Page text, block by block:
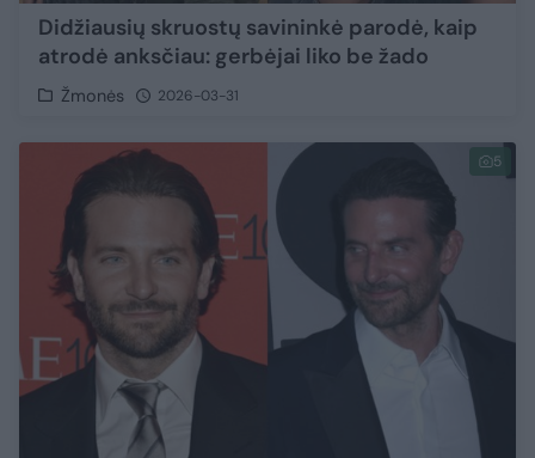
Didžiausių skruostų savininkė parodė, kaip
atrodė anksčiau: gerbėjai liko be žado
Žmonės 2026-03-31
5